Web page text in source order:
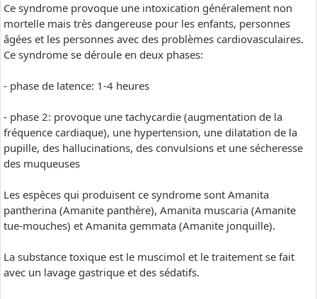
Ce syndrome provoque une intoxication généralement non
mortelle mais très dangereuse pour les enfants, personnes
âgées et les personnes avec des problèmes cardiovasculaires.
Ce syndrome se déroule en deux phases:
- phase de latence: 1-4 heures
- phase 2: provoque une tachycardie (augmentation de la
fréquence cardiaque), une hypertension, une dilatation de la
pupille, des hallucinations, des convulsions et une sécheresse
des muqueuses
Les espèces qui produisent ce syndrome sont Amanita
pantherina (Amanite panthère), Amanita muscaria (Amanite
tue-mouches) et Amanita gemmata (Amanite jonquille).
La substance toxique est le muscimol et le traitement se fait
avec un lavage gastrique et des sédatifs.